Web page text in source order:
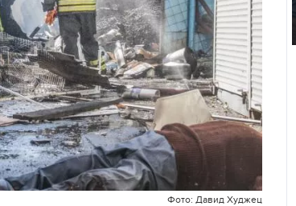
Фото: Давид Худжец